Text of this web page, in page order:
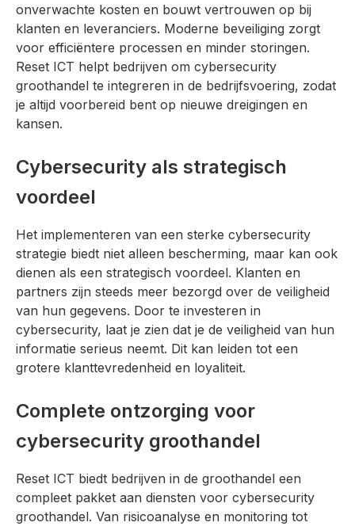
onverwachte kosten en bouwt vertrouwen op bij
klanten en leveranciers. Moderne beveiliging zorgt
voor efficiëntere processen en minder storingen.
Reset ICT helpt bedrijven om cybersecurity
groothandel te integreren in de bedrijfsvoering, zodat
je altijd voorbereid bent op nieuwe dreigingen en
kansen.
Cybersecurity als strategisch
voordeel
Het implementeren van een sterke cybersecurity
strategie biedt niet alleen bescherming, maar kan ook
dienen als een strategisch voordeel. Klanten en
partners zijn steeds meer bezorgd over de veiligheid
van hun gegevens. Door te investeren in
cybersecurity, laat je zien dat je de veiligheid van hun
informatie serieus neemt. Dit kan leiden tot een
grotere klanttevredenheid en loyaliteit.
Complete ontzorging voor
cybersecurity groothandel
Reset ICT biedt bedrijven in de groothandel een
compleet pakket aan diensten voor cybersecurity
groothandel. Van risicoanalyse en monitoring tot